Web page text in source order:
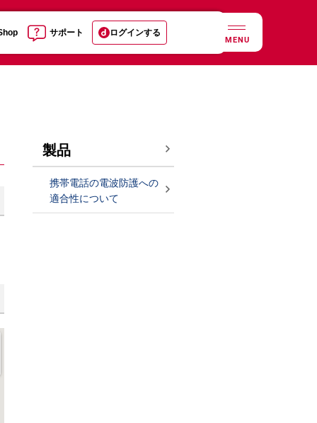
サポート ログインする
MENU
製品
携帯電話の電波防護への
適合性について